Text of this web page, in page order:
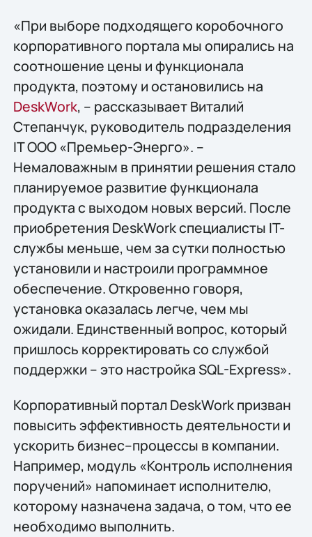
«При выборе подходящего коробочного
корпоративного портала мы опирались на
соотношение цены и функционала
продукта, поэтому и остановились на
DeskWork, – рассказывает Виталий
Степанчук, руководитель подразделения
IT ООО «Премьер-Энерго». –
Немаловажным в принятии решения стало
планируемое развитие функционала
продукта с выходом новых версий. После
приобретения DeskWork специалисты IT-
службы меньше, чем за сутки полностью
установили и настроили программное
обеспечение. Откровенно говоря,
установка оказалась легче, чем мы
ожидали. Единственный вопрос, который
пришлось корректировать со службой
поддержки – это настройка SQL-Express».
Корпоративный портал DeskWork призван
повысить эффективность деятельности и
ускорить бизнес–процессы в компании.
Например, модуль «Контроль исполнения
поручений» напоминает исполнителю,
которому назначена задача, о том, что ее
необходимо выполнить.